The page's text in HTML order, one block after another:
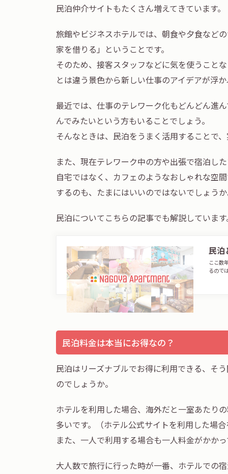
民泊仲介サイトもたくさん増えてきています。
旅館やビジネスホテルでは、朝食や夕食など
家を借りる」ということです。
そのため、接客スタッフなどに気を使うこと
とは違う景色から新しい仕事のアイデアが浮
最近では、仕事のテレワーク化もどんどん進
んでみたいという方もいることでしょう。
そんなときは、民泊をうまく活用することで
また、現在テレワーク中の方や出張で宿泊し
自宅ではなく、カフェのようなおしゃれな空
するのも、たまにはいいのではないでしょう
民泊についてこちらの記事でも解説していま
民泊
ここ数
るので
民泊料金は本当にお得なの？
民泊はリーズナブルでお得に利用できる、そ
のでしょうか。
ホテルを利用した場合、海外だと一室あたり
多いです。（ホテル公式サイトを利用した場
また、一人で利用する場合も一人料金がかか
大人数で旅行に行った時が一番、ホテルでの